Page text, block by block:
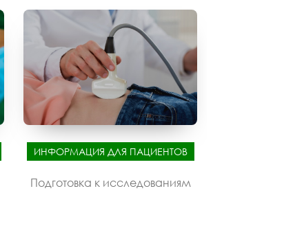
ИНФОРМАЦИЯ ДЛЯ ПАЦИЕНТОВ
Подготовка к исследованиям